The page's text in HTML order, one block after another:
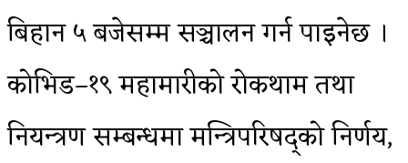
बिहान ५ बजेसम्म सञ्चालन गर्न पाइनेछ ।
कोभिड–१९ महामारीको रोकथाम तथा
नियन्त्रण सम्बन्धमा मन्त्रिपरिषद्को निर्णय,